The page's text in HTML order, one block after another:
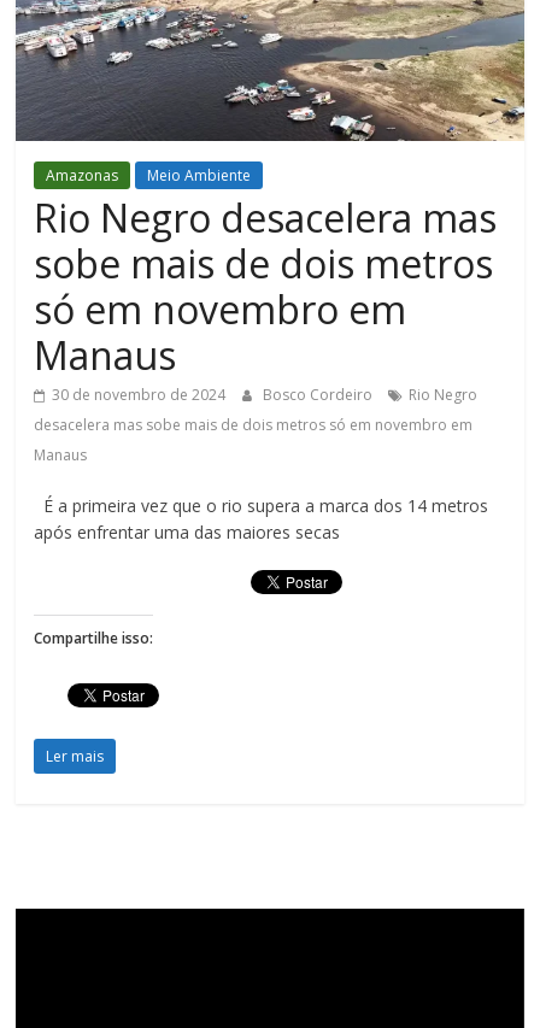
Figueiredo
Amazonas Meio Ambiente
Rio Negro desacelera mas
sobe mais de dois metros
só em novembro em
Manaus
30 de novembro de 2024 Bosco Cordeiro
Rio Negro
desacelera mas sobe mais de dois metros só em novembro em
Manaus
É a primeira vez que o rio supera a marca dos 14 metros
após enfrentar uma das maiores secas
Compartilhe isso:
Ler mais